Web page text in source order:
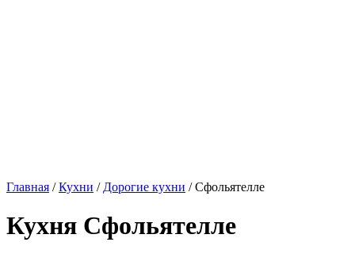
Главная /Кухни / Дорогие кухни / Сфольятелле
Кухня Сфольятелле